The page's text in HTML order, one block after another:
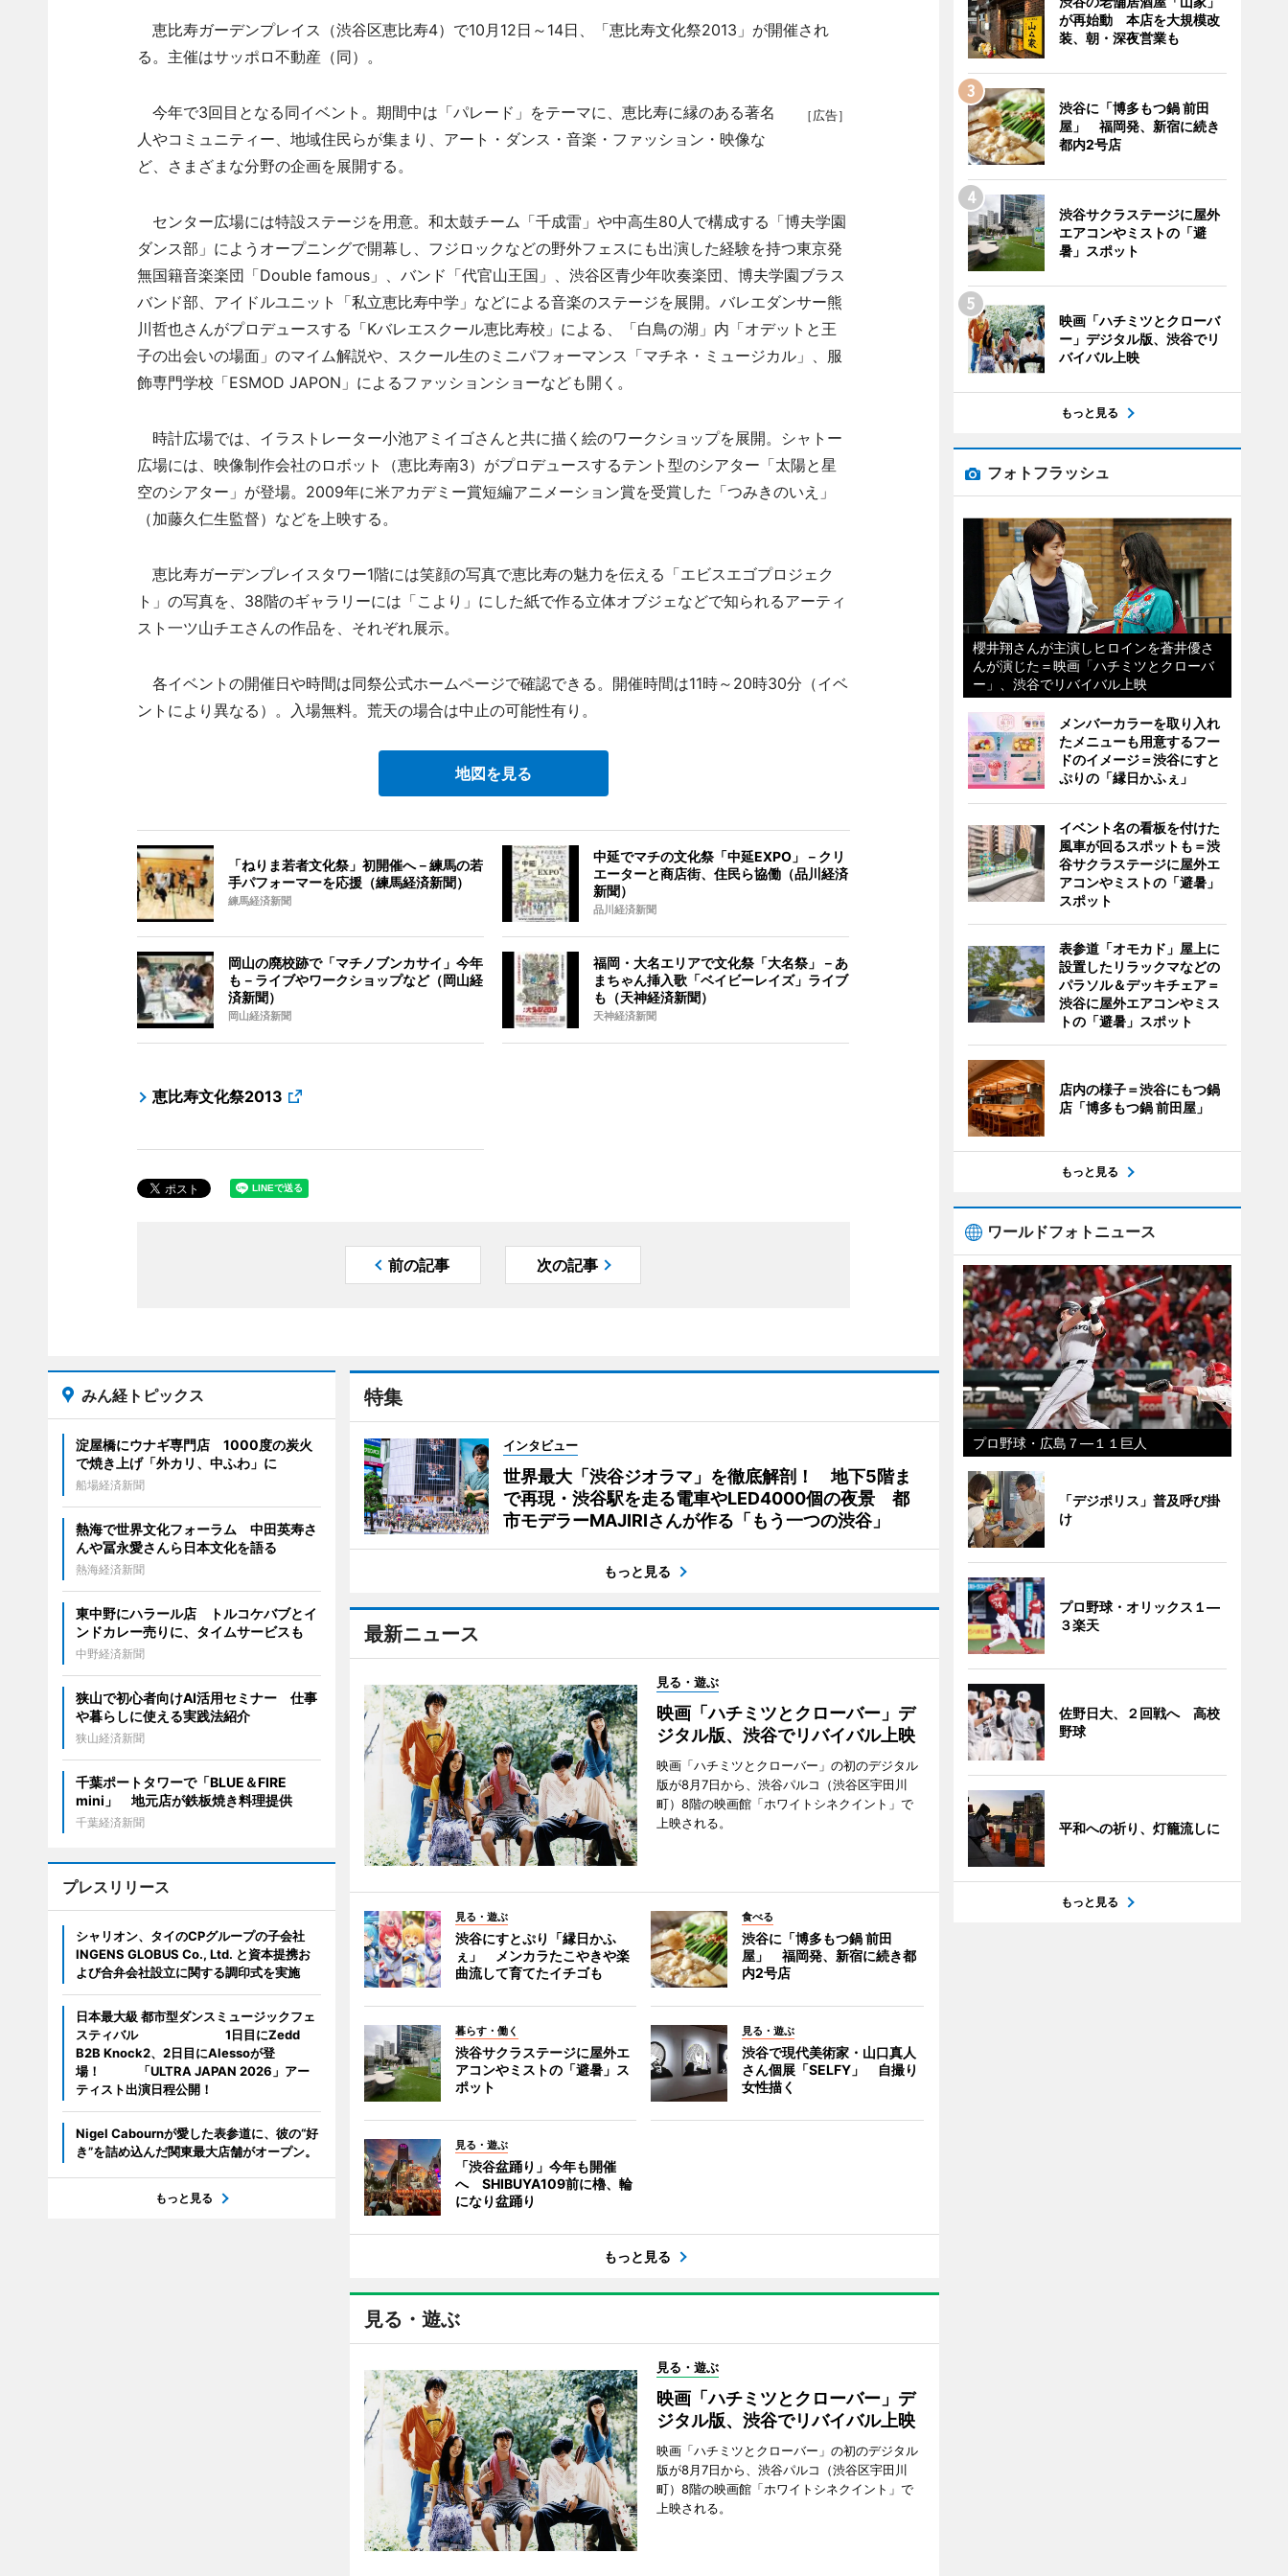
恵比寿ガーデンプレイス（渋谷区恵比寿4）で10月12日～14日、「恵比寿文化祭2013」が開催され
る。主催はサッポロ不動産（同）。
［広告］
今年で3回目となる同イベント。期間中は「パレード」をテーマに、恵比寿に縁のある著名
人やコミュニティー、地域住民らが集まり、アート・ダンス・音楽・ファッション・映像な
ど、さまざまな分野の企画を展開する。
センター広場には特設ステージを用意。和太鼓チーム「千成雷」や中高生80人で構成する「博夫学園
ダンス部」にようオープニングで開幕し、フジロックなどの野外フェスにも出演した経験を持つ東京発
無国籍音楽楽団「Double famous」、バンド「代官山王国」、渋谷区青少年吹奏楽団、博夫学園ブラス
バンド部、アイドルユニット「私立恵比寿中学」などによる音楽のステージを展開。バレエダンサー熊
川哲也さんがプロデュースする「Kバレエスクール恵比寿校」による、「白鳥の湖」内「オデットと王
子の出会いの場面」のマイム解説や、スクール生のミニパフォーマンス「マチネ・ミュージカル」、服
飾専門学校「ESMOD JAPON」によるファッションショーなども開く。
時計広場では、イラストレーター小池アミイゴさんと共に描く絵のワークショップを展開。シャトー
広場には、映像制作会社のロボット（恵比寿南3）がプロデュースするテント型のシアター「太陽と星
空のシアター」が登場。2009年に米アカデミー賞短編アニメーション賞を受賞した「つみきのいえ」
（加藤久仁生監督）などを上映する。
恵比寿ガーデンプレイスタワー1階には笑顔の写真で恵比寿の魅力を伝える「エビスエゴプロジェク
ト」の写真を、38階のギャラリーには「こより」にした紙で作る立体オブジェなどで知られるアーティ
スト一ツ山チエさんの作品を、それぞれ展示。
各イベントの開催日や時間は同祭公式ホームページで確認できる。開催時間は11時～20時30分（イベ
ントにより異なる）。入場無料。荒天の場合は中止の可能性有り。
地図を見る
「ねりま若者文化祭」初開催へ－練馬の若
手パフォーマーを応援（練馬経済新聞）
練馬経済新聞
中延でマチの文化祭「中延EXPO」－クリ
エーターと商店街、住民ら協働（品川経済
新聞）
品川経済新聞
岡山の廃校跡で「マチノブンカサイ」今年
も－ライブやワークショップなど（岡山経
済新聞）
岡山経済新聞
福岡・大名エリアで文化祭「大名祭」－あ
まちゃん挿入歌「ベイビーレイズ」ライブ
も（天神経済新聞）
天神経済新聞
恵比寿文化祭2013
前の記事 次の記事
特集
インタビュー
世界最大「渋谷ジオラマ」を徹底解剖！ 地下5階ま
で再現・渋谷駅を走る電車やLED4000個の夜景 都
市モデラーMAJIRIさんが作る「もう一つの渋谷」
もっと見る
最新ニュース
見る・遊ぶ
映画「ハチミツとクローバー」デ
ジタル版、渋谷でリバイバル上映
映画「ハチミツとクローバー」の初のデジタル
版が8月7日から、渋谷パルコ（渋谷区宇田川
町）8階の映画館「ホワイトシネクイント」で
上映される。
見る・遊ぶ
渋谷にすとぷり「縁日かふ
ぇ」 メンカラたこやきや楽
曲流して育てたイチゴも
食べる
渋谷に「博多もつ鍋 前田
屋」 福岡発、新宿に続き都
内2号店
暮らす・働く
渋谷サクラステージに屋外エ
アコンやミストの「避暑」ス
ポット
見る・遊ぶ
渋谷で現代美術家・山口真人
さん個展「SELFY」 自撮り
女性描く
見る・遊ぶ
「渋谷盆踊り」今年も開催
へ SHIBUYA109前に櫓、輪
になり盆踊り
もっと見る
見る・遊ぶ
見る・遊ぶ
映画「ハチミツとクローバー」デ
ジタル版、渋谷でリバイバル上映
映画「ハチミツとクローバー」の初のデジタル
版が8月7日から、渋谷パルコ（渋谷区宇田川
町）8階の映画館「ホワイトシネクイント」で
上映される。
みん経トピックス
淀屋橋にウナギ専門店 1000度の炭火
で焼き上げ「外カリ、中ふわ」に
船場経済新聞
熱海で世界文化フォーラム 中田英寿さ
んや冨永愛さんら日本文化を語る
熱海経済新聞
東中野にハラール店 トルコケバブとイ
ンドカレー売りに、タイムサービスも
中野経済新聞
狭山で初心者向けAI活用セミナー 仕事
や暮らしに使える実践法紹介
狭山経済新聞
千葉ポートタワーで「BLUE＆FIRE
mini」 地元店が鉄板焼き料理提供
千葉経済新聞
プレスリリース
シャリオン、タイのCPグループの子会社
INGENS GLOBUS Co., Ltd. と資本提携お
よび合弁会社設立に関する調印式を実施
日本最大級 都市型ダンスミュージックフェ
スティバル 1日目にZedd
B2B Knock2、2日目にAlessoが登
場！ 「ULTRA JAPAN 2026」アー
ティスト出演日程公開！
Nigel Cabournが愛した表参道に、彼の“好
き”を詰め込んだ関東最大店舗がオープン。
もっと見る
が再始動 本店を大規模改
装、朝・深夜営業も
渋谷に「博多もつ鍋 前田
屋」 福岡発、新宿に続き
都内2号店
渋谷サクラステージに屋外
エアコンやミストの「避
暑」スポット
映画「ハチミツとクローバ
ー」デジタル版、渋谷でリ
バイバル上映
もっと見る
フォトフラッシュ
櫻井翔さんが主演しヒロインを蒼井優さ
んが演じた＝映画「ハチミツとクローバ
ー」、渋谷でリバイバル上映
メンバーカラーを取り入れ
たメニューも用意するフー
ドのイメージ＝渋谷にすと
ぷりの「縁日かふぇ」
イベント名の看板を付けた
風車が回るスポットも＝渋
谷サクラステージに屋外エ
アコンやミストの「避暑」
スポット
表参道「オモカド」屋上に
設置したリラックマなどの
パラソル＆デッキチェア＝
渋谷に屋外エアコンやミス
トの「避暑」スポット
店内の様子＝渋谷にもつ鍋
店「博多もつ鍋 前田屋」
もっと見る
ワールドフォトニュース
プロ野球・広島７―１１巨人
「デジポリス」普及呼び掛
け
プロ野球・オリックス１―
３楽天
佐野日大、２回戦へ 高校
野球
平和への祈り、灯籠流しに
もっと見る